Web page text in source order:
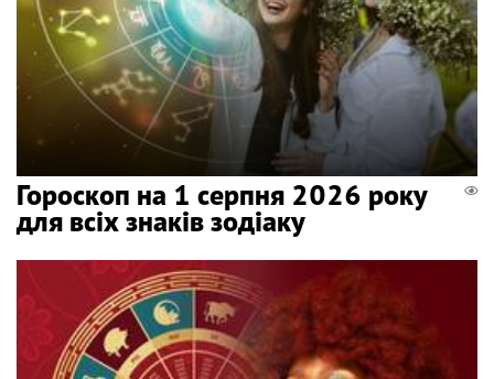
Гороскоп на 1 серпня 2026 року
для всіх знаків зодіаку